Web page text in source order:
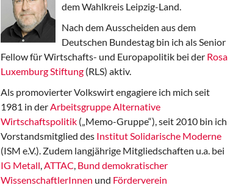
dem Wahlkreis Leipzig-Land.
Nach dem Ausscheiden aus dem
Deutschen Bundestag bin ich als Senior
Fellow für Wirtschafts- und Europapolitik bei der Rosa
Luxemburg Stiftung (RLS) aktiv.
Als promovierter Volkswirt engagiere ich mich seit
1981 in derArbeitsgruppe Alternative
Wirtschaftspolitik („Memo-Gruppe“), seit 2010 bin ich
Vorstandsmitglied des Institut Solidarische Moderne
(ISM e.V.). Zudem langjährige Mitgliedschaften u.a. bei
IG Metall,ATTAC, Bund demokratischer
WissenschaftlerInnen und Förderverein